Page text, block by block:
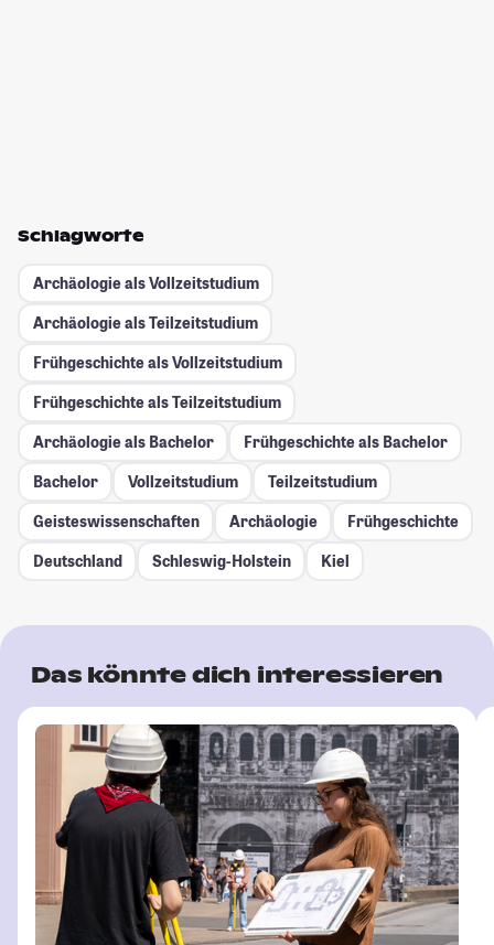
Schlagworte
Archäologie als Vollzeitstudium
Archäologie als Teilzeitstudium
Frühgeschichte als Vollzeitstudium
Frühgeschichte als Teilzeitstudium
Archäologie als Bachelor
Frühgeschichte als Bachelor
Bachelor
Vollzeitstudium
Teilzeitstudium
Geisteswissenschaften
Archäologie
Frühgeschichte
Deutschland
Schleswig-Holstein Kiel
Das könnte dich interessieren